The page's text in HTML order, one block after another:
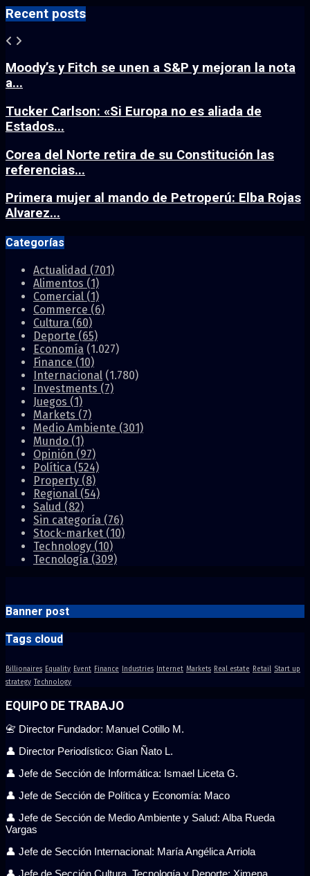
Recent posts
Moody’s y Fitch se unen a S&P y mejoran la nota
a...
Tucker Carlson: «Si Europa no es aliada de
Estados...
Corea del Norte retira de su Constitución las
referencias...
Primera mujer al mando de Petroperú: Elba Rojas
Alvarez...
Categorías
Actualidad (701)
Alimentos (1)
Comercial (1)
Commerce (6)
Cultura (60)
Deporte (65)
Economía (1.027)
Finance (10)
Internacional (1.780)
Investments (7)
Juegos (1)
Markets (7)
Medio Ambiente (301)
Mundo (1)
Opinión (97)
Política (524)
Property (8)
Regional (54)
Salud (82)
Sin categoría (76)
Stock-market (10)
Technology (10)
Tecnología (309)
Banner post
Tags cloud
Billionaires Equality Event Finance Industries Internet Markets Real estate Retail Start up
strategy Technology
EQUIPO DE TRABAJO
📇 Director Fundador: Manuel Cotillo M.
👤 Director Periodístico: Gian Ñato L.
👤 Jefe de Sección de Informática: Ismael Liceta G.
👤 Jefe de Sección de Política y Economía: Maco
👤 Jefe de Sección de Medio Ambiente y Salud: Alba Rueda
Vargas
👤 Jefe de Sección Internacional: María Angélica Arriola